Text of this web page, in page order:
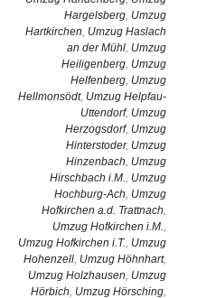
Hargelsberg, Umzug
Hartkirchen, Umzug Haslach
an der Mühl, Umzug
Heiligenberg, Umzug
Helfenberg, Umzug
Hellmonsödt, Umzug Helpfau-
Uttendorf, Umzug
Herzogsdorf, Umzug
Hinterstoder, Umzug
Hinzenbach, Umzug
Hirschbach i.M., Umzug
Hochburg-Ach, Umzug
Hofkirchen a.d. Trattnach,
Umzug Hofkirchen i.M.,
Umzug Hofkirchen i.T., Umzug
Hohenzell, Umzug Höhnhart,
Umzug Holzhausen, Umzug
Hörbich, Umzug Hörsching,